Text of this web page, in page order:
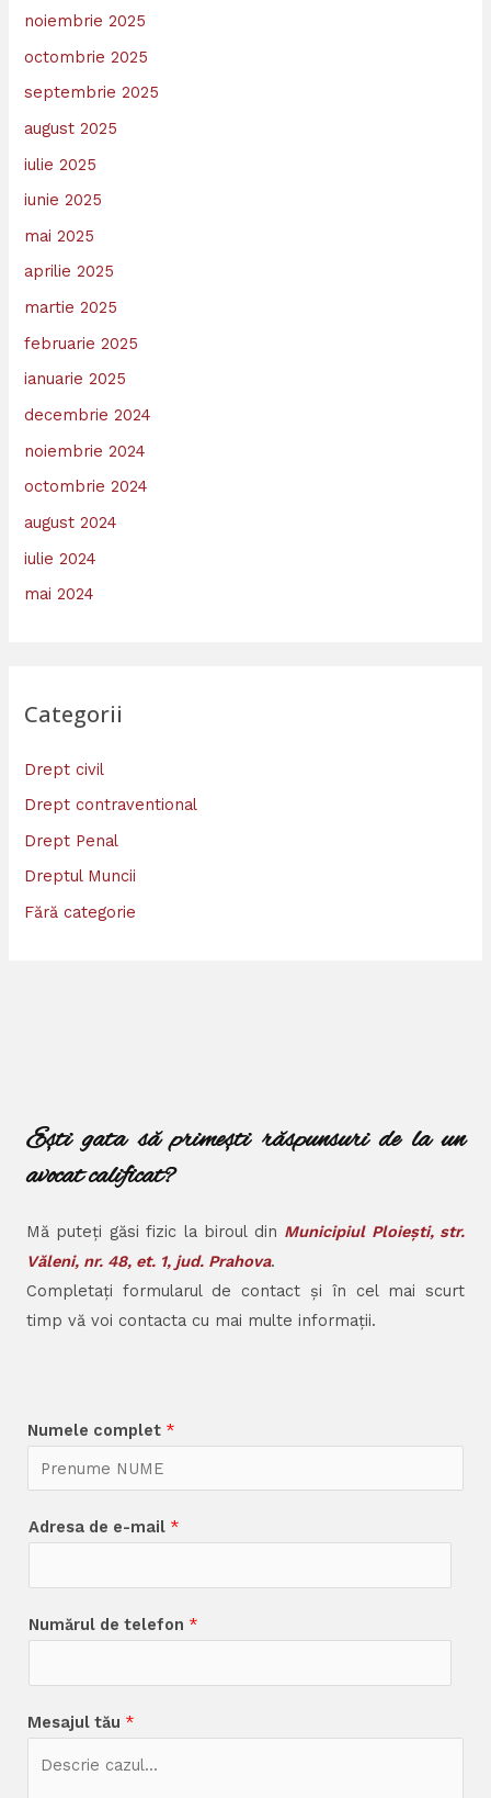
noiembrie 2025
octombrie 2025
septembrie 2025
august 2025
iulie 2025
iunie 2025
mai 2025
aprilie 2025
martie 2025
februarie 2025
ianuarie 2025
decembrie 2024
noiembrie 2024
octombrie 2024
august 2024
iulie 2024
mai 2024
Categorii
Drept civil
Drept contraventional
Drept Penal
Dreptul Muncii
Fără categorie
Ești gata să primești răspunsuri de la un
avocat calificat?
Mă puteți găsi fizic la biroul din Municipiul Ploiești, str.
Văleni, nr. 48, et. 1, jud. Prahova.
Completați formularul de contact și în cel mai scurt
timp vă voi contacta cu mai multe informații.
Numele complet *
Adresa de e-mail *
Numărul de telefon *
Mesajul tău *